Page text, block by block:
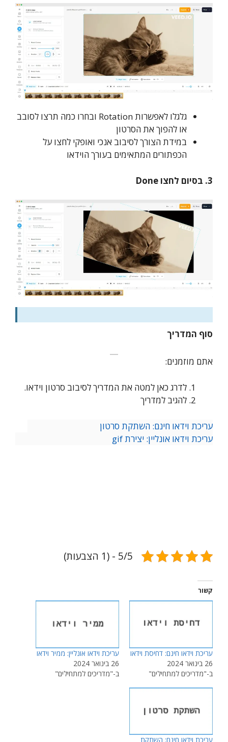
גלגלו לאפשרות Rotation ובחרו כמה תרצו לסובב
או להפוך את הסרטון
במידת הצורך לסיבוב אנכי ואופקי לחצו על
הכפתורים המתאימים בעורך הוידאו
3. בסיום לחצו Done
סוף המדריך
אתם מוזמנים:
לדרג כאן למטה את המדריך לסיבוב סרטון וידאו.
להגיב למדריך
עריכת וידאו חינם: השתקת סרטון
עריכת וידאו אונליין: יצירת gif
5/5 - (1 הצבעות)
קשור
עריכת וידאו חינם: דחיסת וידאו
26 בינואר 2024
ב-"מדריכים למתחילים"
עריכת וידאו אונליין: ממיר וידאו
26 בינואר 2024
ב-"מדריכים למתחילים"
עריכת וידאו חינם: השתקת